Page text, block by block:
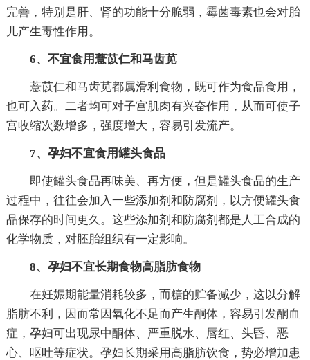
完善，特别是肝、肾的功能十分脆弱，霉菌毒素也会对胎
儿产生毒性作用。
6、不宜食用薏苡仁和马齿苋
薏苡仁和马齿苋都属滑利食物，既可作为食品食用，
也可入药。二者均可对子宫肌肉有兴奋作用，从而可使子
宫收缩次数增多，强度增大，容易引发流产。
7、孕妇不宜食用罐头食品
即使罐头食品再味美、再方便，但是罐头食品的生产
过程中，往往会加入一些添加剂和防腐剂，以方便罐头食
品保存的时间更久。这些添加剂和防腐剂都是人工合成的
化学物质，对胚胎组织有一定影响。
8、孕妇不宜长期食物高脂肪食物
在妊娠期能量消耗较多，而糖的贮备减少，这以分解
脂肪不利，因而常因氧化不足而产生酮体，容易引发酮血
症，孕妇可出现尿中酮体、严重脱水、唇红、头昏、恶
心、呕吐等症状。孕妇长期采用高脂肪饮食，势必增加患